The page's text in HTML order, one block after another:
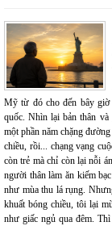
Mỹ từ đó cho đến bây
quốc. Nhìn lại bản thân
một phần năm chặng
chiều, rồi... chạng vạng
còn trẻ mà chỉ còn lại nỗi
người thân làm ăn kiếm
như mùa thu lá rụng.
khuất bóng chiều, tôi lại
như giấc ngủ qua đêm.